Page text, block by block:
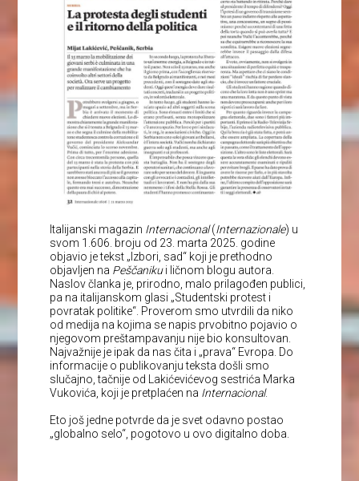
Italijanski magazin Internacional(Internazionale) u
svom 1.606. broju od 23. marta 2025. godine
objavio je tekst „Izbori, sad“ koji je prethodno
objavljen na Peščanikui ličnom blogu autora.
Naslov članka je, prirodno, malo prilagođen publici,
pa na italijanskom glasi „Studentski protest i
povratak politike“. Proverom smo utvrdili da niko
od medija na kojima se napis prvobitno pojavio o
njegovom preštampavanju nije bio konsultovan.
Najvažnije je ipak da nas čita i „prava“ Evropa. Do
informacije o publikovanju teksta došli smo
slučajno, tačnije od Lakićevićevog sestrića Marka
Vukovića, koji je pretplaćen na Internacional.
Eto još jedne potvrde da je svet odavno postao
„globalno selo“, pogotovo u ovo digitalno doba.